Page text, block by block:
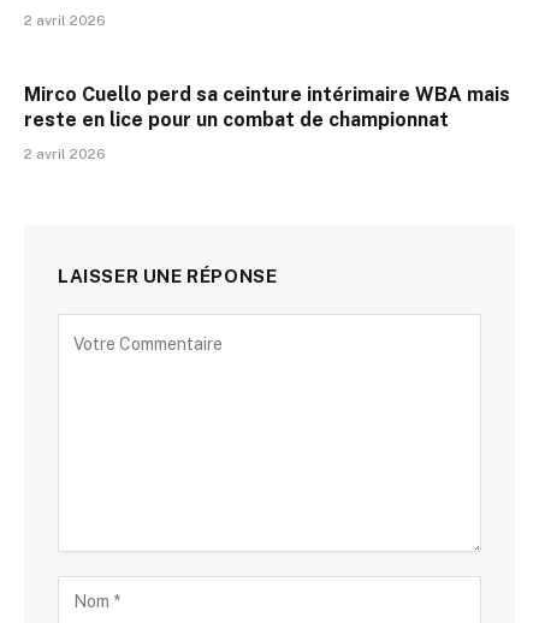
2 avril 2026
Mirco Cuello perd sa ceinture intérimaire WBA mais
reste en lice pour un combat de championnat
2 avril 2026
LAISSER UNE RÉPONSE